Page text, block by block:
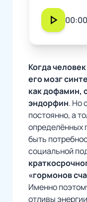
play_arrow 00:00
Когда
его мозг
как дофамин,
эндорфин. Но
постоянно, а
определённых
быть
социальной
«гормонов
Именно
отливы